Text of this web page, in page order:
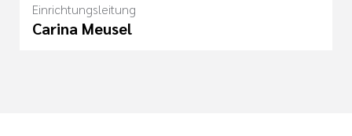
Einrichtungsleitung
Carina Meusel